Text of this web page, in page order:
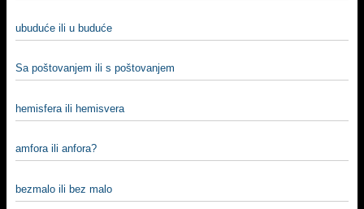
ubuduće ili u buduće
Sa poštovanjem ili s poštovanjem
hemisfera ili hemisvera
amfora ili anfora?
bezmalo ili bez malo